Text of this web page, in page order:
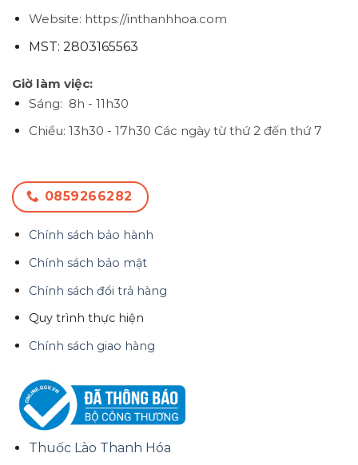
Website: https://inthanhhoa.com
MST: 2803165563
Giờ làm việc:
Sáng: 8h - 11h30
Chiều: 13h30 - 17h30 Các ngày từ thứ 2 đến thứ 7
0859266282
Chính sách bảo hành
Chính sách bảo mật
Chính sách đổi trả hàng
Quy trình thực hiện
Chính sách giao hàng
Thuốc Lào Thanh Hóa